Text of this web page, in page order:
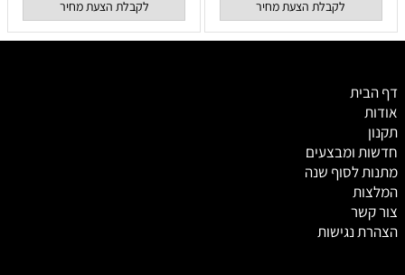
לקבלת הצעת מחיר לקבלת הצעת מחיר
דף הבית
אודות
תקנון
חדשות ומבצעים
מתנות לסוף שנה
המלצות
צור קשר
הצהרת נגישות